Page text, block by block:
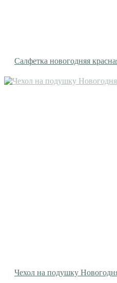
Салфетка новогодняя
Чехол на подушку